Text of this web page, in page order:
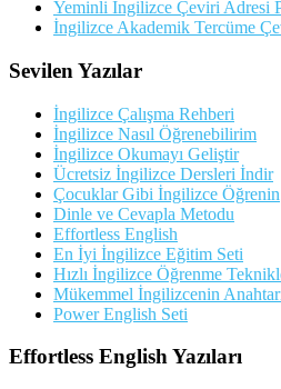
Yeminli İngilizce Çeviri Adresi
İngilizce Akademik Tercüme
Sevilen Yazılar
İngilizce Çalışma Rehberi
İngilizce Nasıl Öğrenebilirim
İngilizce Okumayı Geliştir
Ücretsiz İngilizce Dersleri İndir
Çocuklar Gibi İngilizce Öğrenin
Dinle ve Cevapla Metodu
Effortless English
En İyi İngilizce Eğitim Seti
Hızlı İngilizce Öğrenme
Mükemmel İngilizcenin
Power English Seti
Effortless English Yazıları